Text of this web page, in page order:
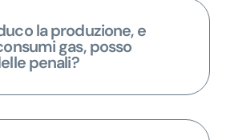
la produzione, e
gas, posso
penali?